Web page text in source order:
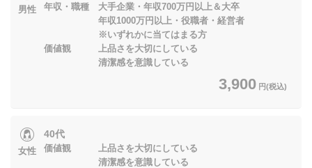
男性
年収・職種 大手企業・年収700万円以上＆大卒
年収1000万円以上・役職者・経営者
※いずれかに当てはまる方
価値観 上品さを大切にしている
清潔感を意識している
3,900 円(税込)
女性
40代
価値観 上品さを大切にしている
清潔感を意識している